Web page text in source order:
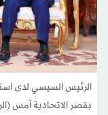
الرئيس السيسي لدى
بقصر الاتحادية أمس